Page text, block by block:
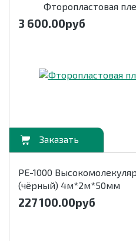
Фторопластовая
3 600.00руб
РЕ-1000
(чёрный) 4м*2м*50мм
227 100.00руб